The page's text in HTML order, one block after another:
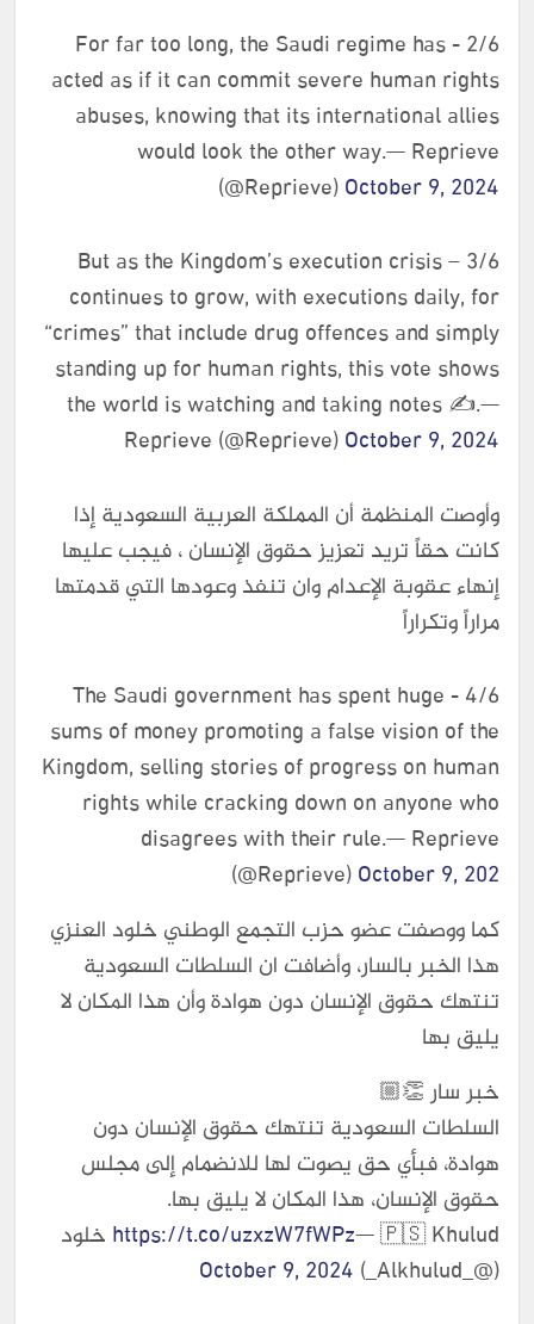
2/6 - For far too long, the Saudi regime has
acted as if it can commit severe human rights
abuses, knowing that its international allies
would look the other way.— Reprieve
(@Reprieve)October 9, 2024
3/6 – But as the Kingdom’s execution crisis
continues to grow, with executions daily, for
“crimes” that include drug offences and simply
standing up for human rights, this vote shows
the world is watching and taking notes ✍️.—
Reprieve (@Reprieve)October 9, 2024
وأوصت المنظمة أن المملكة العربية السعودية إذا
كانت حقاً تريد تعزيز حقوق الإنسان ، فيجب عليها
إنهاء عقوبة الإعدام وان تنفذ وعودها التي قدمتها
مراراً وتكراراً
4/6 - The Saudi government has spent huge
sums of money promoting a false vision of the
Kingdom, selling stories of progress on human
rights while cracking down on anyone who
disagrees with their rule.— Reprieve
(@Reprieve)October 9, 202
كما ووصفت عضو حزب التجمع الوطني خلود العنزي
هذا الخبر بالسار، وأضافت ان السلطات السعودية
تنتهك حقوق الإنسان دون هوادة وأن هذا المكان لا
يليق بها
خبر سار 👏🏼
السلطات السعودية تنتهك حقوق الإنسان دون
هوادة، فبأي حق يصوت لها للانضمام إلى مجلس
حقوق الإنسان، هذا المكان لا يليق بها.
https://t.co/uzxzW7fWPz — 🇵🇸 Khulud خلود
(@_Alkhulud_)
October 9, 2024